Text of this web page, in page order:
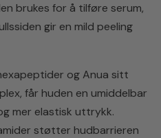
brukes for å tilføre serum,
gir en mild peeling
og Anua sitt
får huden en umiddelbar
mer elastisk uttrykk.
støtter hudbarrieren